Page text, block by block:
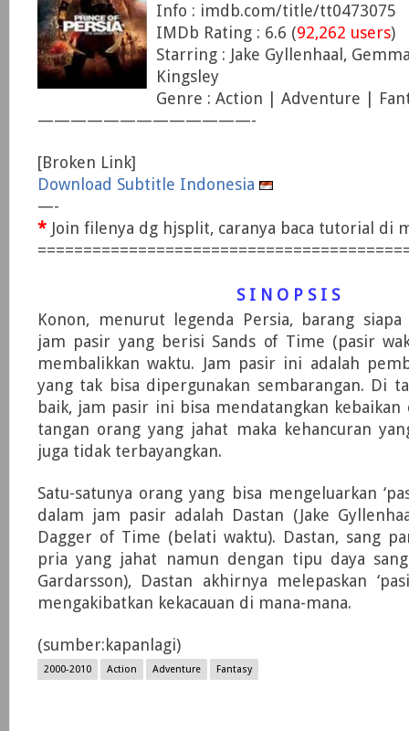
Info : imdb.com/title/tt0473075
IMDb Rating : 6.6 (92,262 users)
Starring : Jake Gyllenhaal,
Kingsley
Genre : Action | Adventure |
—————————————-
[Broken Link]
Download Subtitle Indonesia
—-
* Join filenya dg hjsplit, caranya baca tutorial di
S I N O P S I S
Konon, menurut legenda Persia, barang
jam pasir yang berisi Sands of Time (pasir
membalikkan waktu. Jam pasir ini adalah
yang tak bisa dipergunakan sembarangan. Di
baik, jam pasir ini bisa mendatangkan kebaikan
tangan orang yang jahat maka kehancuran
juga tidak terbayangkan.
Satu-satunya orang yang bisa mengeluarkan
dalam jam pasir adalah Dastan (Jake
Dagger of Time (belati waktu). Dastan, sang
pria yang jahat namun dengan tipu daya
Gardarsson), Dastan akhirnya melepaskan
mengakibatkan kekacauan di mana-mana.
(sumber:kapanlagi)
2000-2010 Action Adventure Fantasy